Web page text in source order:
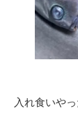
入れ食いや